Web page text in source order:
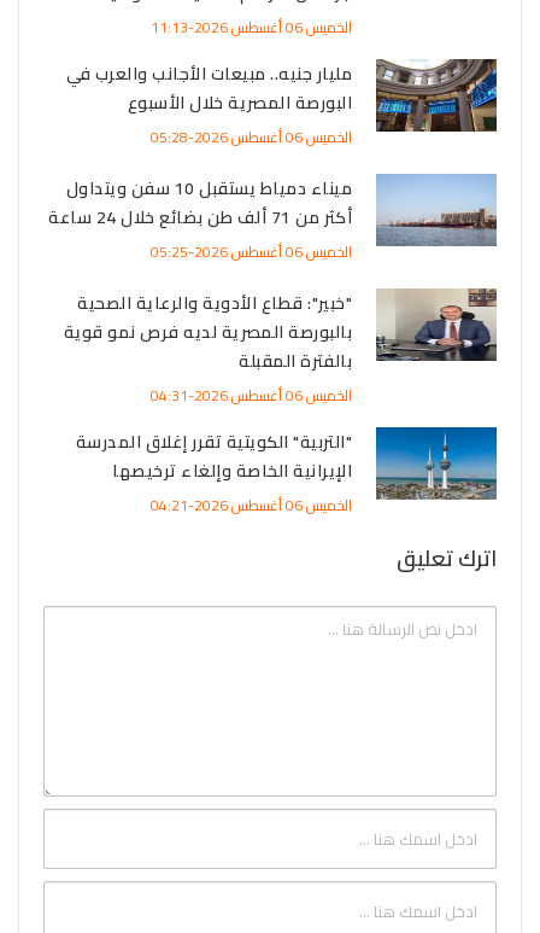
الخميس 06 أغسطس 2026-11:13
مليار جنيه.. مبيعات الأجانب والعرب في
البورصة المصرية خلال الأسبوع
الخميس 06 أغسطس 2026-05:28
ميناء دمياط يستقبل 10 سفن ويتداول
أكثر من 71 ألف طن بضائع خلال 24 ساعة
الخميس 06 أغسطس 2026-05:25
"خبير": قطاع الأدوية والرعاية الصحية
بالبورصة المصرية لديه فرص نمو قوية
بالفترة المقبلة
الخميس 06 أغسطس 2026-04:31
"التربية" الكويتية تقرر إغلاق المدرسة
الإيرانية الخاصة وإلغاء ترخيصها
الخميس 06 أغسطس 2026-04:21
اترك تعليق